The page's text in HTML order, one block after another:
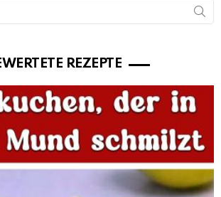
REZEPTE